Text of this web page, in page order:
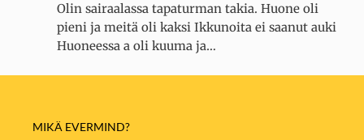
Olin sairaalassa tapaturman takia. Huone oli
pieni ja meitä oli kaksi Ikkunoita ei saanut auki
Huoneessa a oli kuuma ja…
MIKÄ EVERMIND?